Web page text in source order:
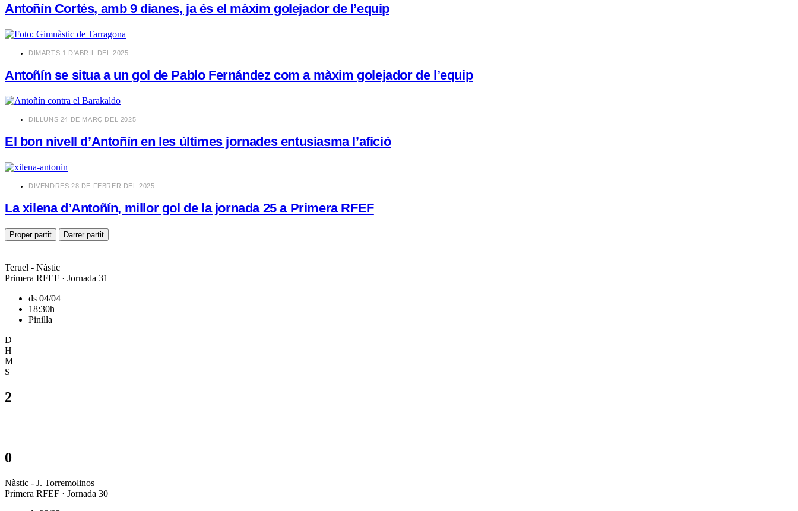
Antoñín Cortés, amb 9 dianes, ja és el màxim golejador de l’equip
​DIMARTS 1 D'ABRIL DEL 2025
Antoñín se situa a un gol de Pablo Fernández com a màxim golejador de l’equip
​DILLUNS 24 DE MARÇ DEL 2025
El bon nivell d’Antoñín en les últimes jornades entusiasma l’afició
​DIVENDRES 28 DE FEBRER DEL 2025
La xilena d’Antoñín, millor gol de la jornada 25 a Primera RFEF
Proper partit Darrer partit
Teruel - Nàstic
Primera RFEF · Jornada 31
ds 04/04
18:30h
Pinilla
D
H
M
S
2
0
Nàstic - J. Torremolinos
Primera RFEF · Jornada 30